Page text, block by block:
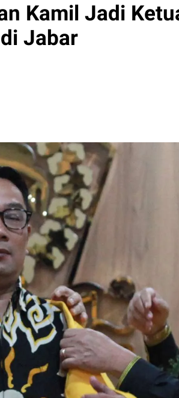
Kamil Jadi
Jabar